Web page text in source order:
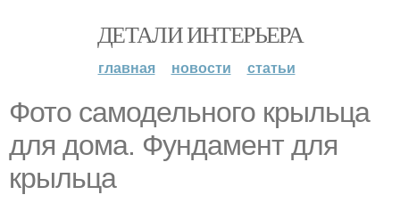
ДЕТАЛИ ИНТЕРЬЕРА
главная новости статьи
Фото самодельного крыльца
для дома. Фундамент для
крыльца